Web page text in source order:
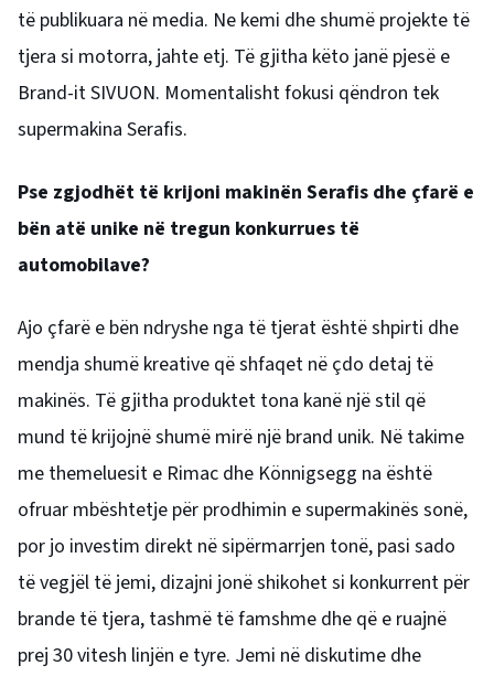
të publikuara në media. Ne kemi dhe shumë projekte të
tjera si motorra, jahte etj. Të gjitha këto janë pjesë e
Brand-it SIVUON. Momentalisht fokusi qëndron tek
supermakina Serafis.
Pse zgjodhët të krijoni makinën Serafis dhe çfarë e
bën atë unike në tregun konkurrues të
automobilave?
Ajo çfarë e bën ndryshe nga të tjerat është shpirti dhe
mendja shumë kreative që shfaqet në çdo detaj të
makinës. Të gjitha produktet tona kanë një stil që
mund të krijojnë shumë mirë një brand unik. Në takime
me themeluesit e Rimac dhe Könnigsegg na është
ofruar mbështetje për prodhimin e supermakinës sonë,
por jo investim direkt në sipërmarrjen tonë, pasi sado
të vegjël të jemi, dizajni jonë shikohet si konkurrent për
brande të tjera, tashmë të famshme dhe që e ruajnë
prej 30 vitesh linjën e tyre. Jemi në diskutime dhe